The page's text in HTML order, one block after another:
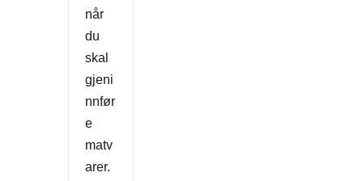
når
du
skal
gjeni
nnfør
e
matv
arer.